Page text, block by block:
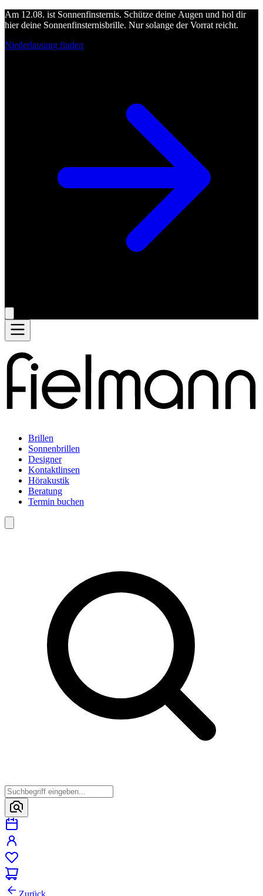
Am 12.08. ist Sonnenfinsternis. Schütze deine Augen und hol dir
hier deine Sonnenfinsternisbrille. Nur solange der Vorrat reicht.
Niederlassung finden
Brillen
Sonnenbrillen
Designer
Kontaktlinsen
Hörakustik
Beratung
Termin buchen